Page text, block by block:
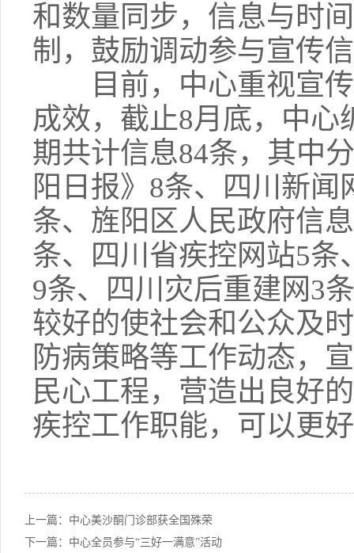
和数量同步，信息与时
制，鼓励调动参与宣传
目前，中心重视宣传
成效，截止8月底，中心
期共计信息84条，其中
阳日报》8条、四川新
条、旌阳区人民政府信
条、四川省疾控网站5条
9条、四川灾后重建网3
较好的使社会和公众及
防病策略等工作动态，
民心工程，营造出良好
疾控工作职能，可以更
上一篇： 中心美沙酮门诊部获全国殊荣
下一篇： 中心全员参与“三好一满意”活动